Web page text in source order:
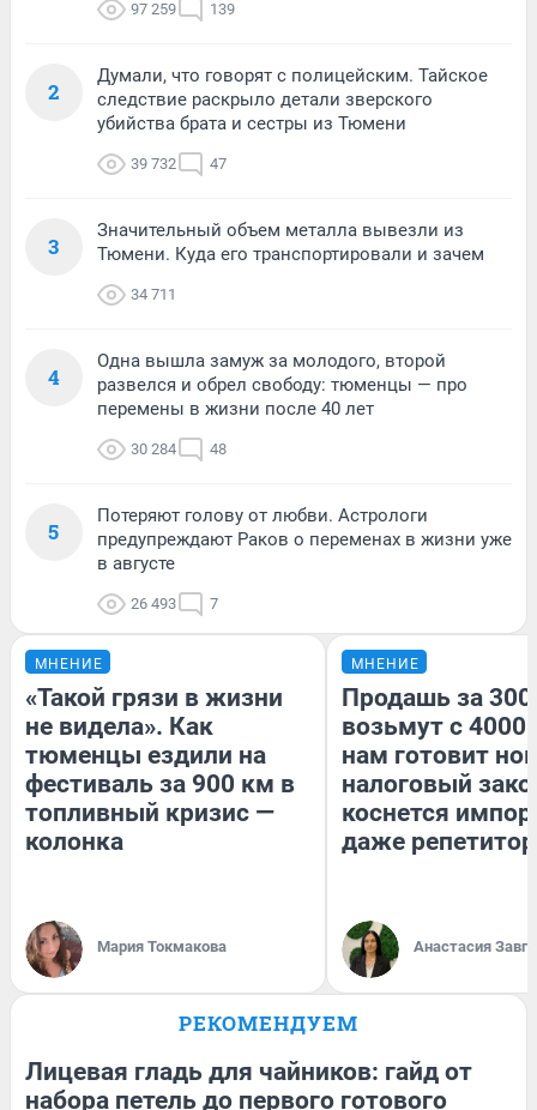
97 259 139
2
Думали, что говорят с полицейским. Тайское
следствие раскрыло детали зверского
убийства брата и сестры из Тюмени
39 732 47
3
Значительный объем металла вывезли из
Тюмени. Куда его транспортировали и зачем
34 711
4
Одна вышла замуж за молодого, второй
развелся и обрел свободу: тюменцы — про
перемены в жизни после 40 лет
30 284 48
5
Потеряют голову от любви. Астрологи
предупреждают Раков о переменах в жизни уже
в августе
26 493 7
МНЕНИЕ
«Такой грязи в жизни
не видела». Как
тюменцы ездили на
фестиваль за 900 км в
топливный кризис —
колонка
Мария Токмакова
МНЕНИЕ
Продашь за
возьмут с
нам готовит
налоговый
коснется
даже
Анастасия
РЕКОМЕНДУЕМ
Лицевая гладь для чайников: гайд от
набора петель до первого готового